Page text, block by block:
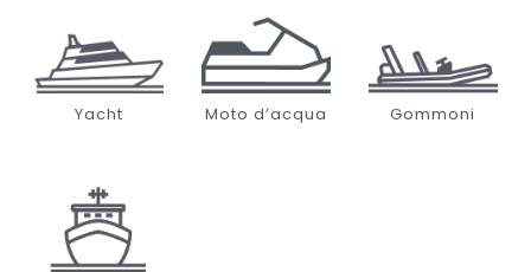
Yacht Moto d’acqua Gommoni